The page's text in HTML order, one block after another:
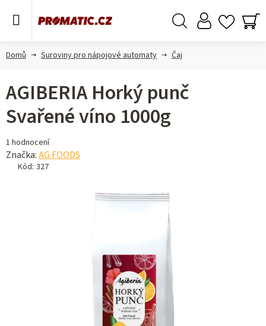
Domů Suroviny pro nápojové automaty Čaj
AGIBERIA Horký punč
Svařené víno 1000g
Průměrné
hodnocení
produktu
1 hodnocení
Značka:AG FOODS
Kód: 327